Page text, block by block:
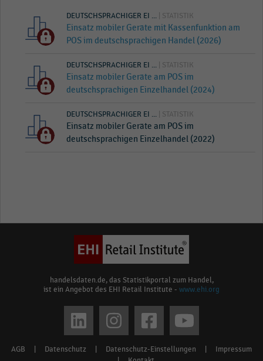
DEUTSCHSPRACHIGER EI ... | STATISTIK
Einsatz mobiler Geräte mit Kassenfunktion am
POS im deutschsprachigen Handel (2026)
DEUTSCHSPRACHIGER EI ... | STATISTIK
Einsatz mobiler Geräte am POS im
deutschsprachigen Einzelhandel (2024)
DEUTSCHSPRACHIGER EI ... | STATISTIK
Einsatz mobiler Geräte am POS im
deutschsprachigen Einzelhandel (2022)
handelsdaten.de, das Statistikportal zum Handel,
ist ein Angebot des EHI Retail Institute - www.ehi.org
Footer
AGB Datenschutz Datenschutz-Einstellungen
Impressum